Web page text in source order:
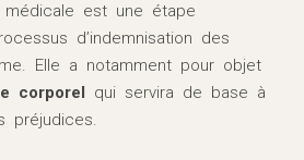
est une étape
d’indemnisation des
Elle a notamment pour objet
corporel
qui servira de base à
préjudices.